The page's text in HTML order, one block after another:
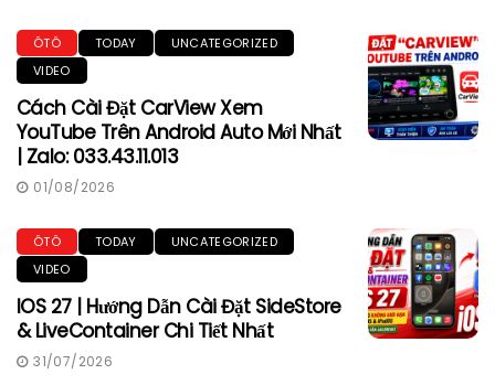
ÔTÔ TODAY
UNCATEGORIZED
VIDEO
Cách Cài Đặt CarView Xem
YouTube Trên Android Auto Mới Nhất
| Zalo: 033.43.11.013
01/08/2026
ÔTÔ TODAY
UNCATEGORIZED
VIDEO
IOS 27 | Hướng Dẫn Cài Đặt SideStore
& LiveContainer Chi Tiết Nhất
31/07/2026